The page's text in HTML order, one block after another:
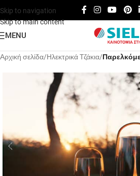
Skip to navigation
Skip to main content
MENU
Αρχική σελίδα Hλεκτρικά Tζάκια